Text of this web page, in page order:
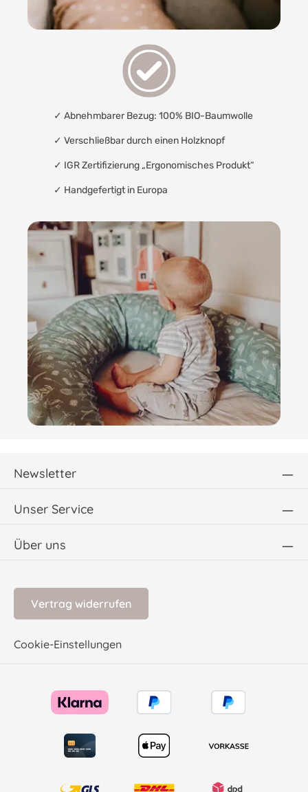
✓ Abnehmbarer Bezug: 100% BIO-Baumwolle
✓ Verschließbar durch einen Holzknopf
✓ IGR Zertifizierung „Ergonomisches Produkt“
✓ Handgefertigt in Europa
Newsletter
Unser Service
Über uns
Vertrag widerrufen
Cookie-Einstellungen